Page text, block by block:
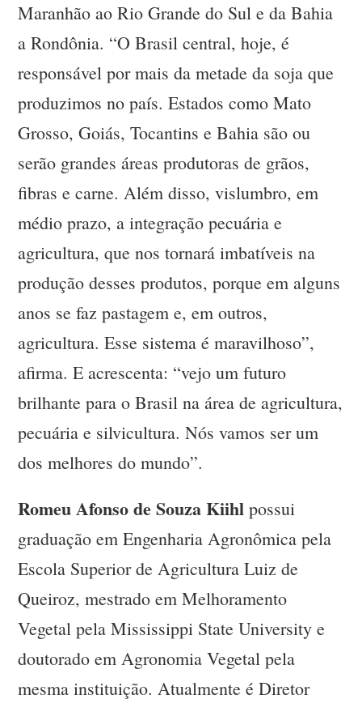
Maranhão ao Rio Grande do Sul e da Bahia
a Rondônia. “O Brasil central, hoje, é
responsável por mais da metade da soja que
produzimos no país. Estados como Mato
Grosso, Goiás, Tocantins e Bahia são ou
serão grandes áreas produtoras de grãos,
fibras e carne. Além disso, vislumbro, em
médio prazo, a integração pecuária e
agricultura, que nos tornará imbatíveis na
produção desses produtos, porque em alguns
anos se faz pastagem e, em outros,
agricultura. Esse sistema é maravilhoso”,
afirma. E acrescenta: “vejo um futuro
brilhante para o Brasil na área de agricultura,
pecuária e silvicultura. Nós vamos ser um
dos melhores do mundo”.
Romeu Afonso de Souza Kiihl possui
graduação em Engenharia Agronômica pela
Escola Superior de Agricultura Luiz de
Queiroz, mestrado em Melhoramento
Vegetal pela Mississippi State University e
doutorado em Agronomia Vegetal pela
mesma instituição. Atualmente é Diretor